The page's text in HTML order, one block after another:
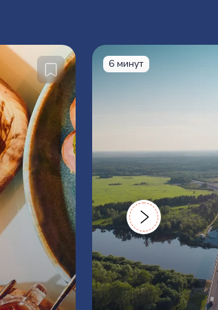
6 минут